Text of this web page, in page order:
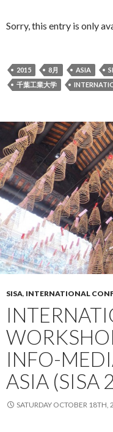
Sorry, this entry is only
2015 8月 ASIA
千葉工業大学
SISA, INTERNATIONAL
INFO-
ASIA (SISA
SATURDAY OCTOBER 18TH,